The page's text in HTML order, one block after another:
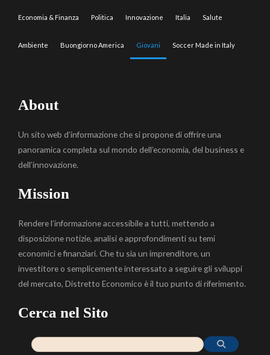
Economia & Finanza Politica Innovazione Italia Salute
Ambiente Buongiorno America Giovani Soccer Made in Italy
About
Un sito web d’informazione che si propone di offrire una
panoramica completa sul mondo dell’economia, del business e
dell’innovazione.
Mission
Rendere l’informazione accessibile a tutti, mettendo a
disposizione notizie, analisi e approfondimenti su temi
economici e finanziari. Che tu sia un imprenditore, un
investitore o semplicemente interessato a seguire gli sviluppi
del mercato, Distretto Economico è il tuo punto di riferimento.
Cerca nel Sito